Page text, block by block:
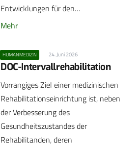
Entwicklungen für den…
Mehr
HUMANMEDIZIN 24. Juni 2026
DOC-Intervallrehabilitation
Vorrangiges Ziel einer medizinischen
Rehabilitationseinrichtung ist, neben
der Verbesserung des
Gesundheitszustandes der
Rehabilitanden, deren